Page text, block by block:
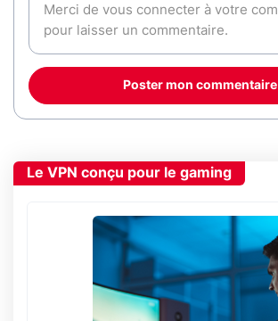
Poster mon commentaire
Le VPN conçu pour le gaming